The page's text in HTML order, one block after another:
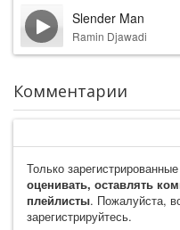
Slender Man
Ramin Djawadi
Комментарии
Только
оценивать, оставлять
плейлисты. Пожалуйста,
зарегистрируйтесь.